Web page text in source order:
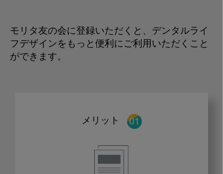
モリタ友の会に登録いただくと、デンタルライ
フデザインをもっと便利にご利用いただくこと
ができます。
メリット